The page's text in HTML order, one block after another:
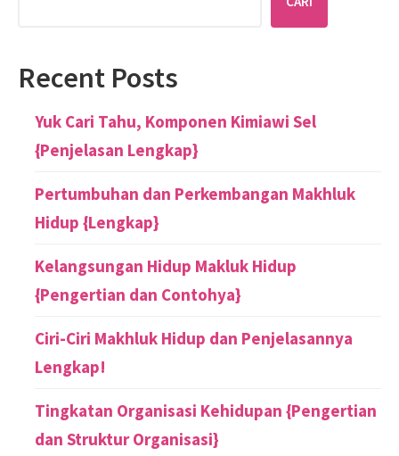
Recent Posts
Yuk Cari Tahu, Komponen Kimiawi Sel
{Penjelasan Lengkap}
Pertumbuhan dan Perkembangan Makhluk
Hidup {Lengkap}
Kelangsungan Hidup Makluk Hidup
{Pengertian dan Contohya}
Ciri-Ciri Makhluk Hidup dan Penjelasannya
Lengkap!
Tingkatan Organisasi Kehidupan {Pengertian
dan Struktur Organisasi}